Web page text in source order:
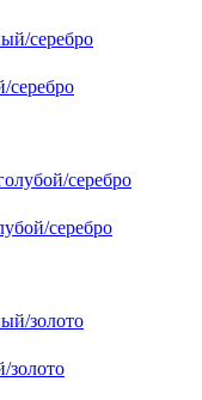
серебро